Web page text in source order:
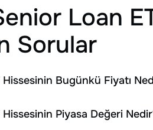
Loan
Sorular
Bugünkü Fiyatı
Piyasa Değeri